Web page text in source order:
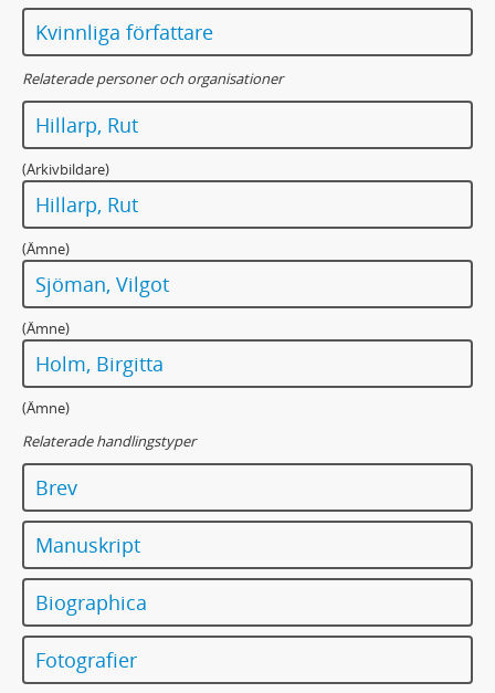
Kvinnliga författare
Relaterade personer och organisationer
Hillarp, Rut
(Arkivbildare)
Hillarp, Rut
(Ämne)
Sjöman, Vilgot
(Ämne)
Holm, Birgitta
(Ämne)
Relaterade handlingstyper
Brev
Manuskript
Biographica
Fotografier